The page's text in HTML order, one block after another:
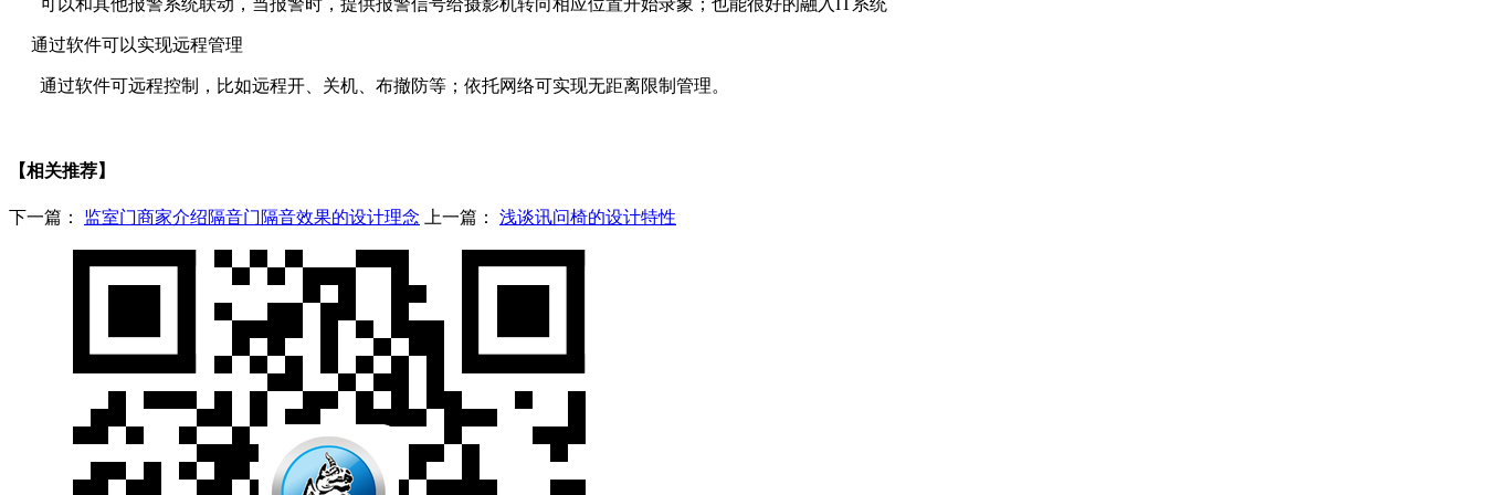
可以和其他报警系统联动，当报警时，提供报警信号给摄影机转向相应位置开始录象；也能很好的融入IT系统
通过软件可以实现远程管理
通过软件可远程控制，比如远程开、关机、布撤防等；依托网络可实现无距离限制管理。
【相关推荐】
下一篇： 监室门商家介绍隔音门隔音效果的设计理念 上一篇： 浅谈讯问椅的设计特性